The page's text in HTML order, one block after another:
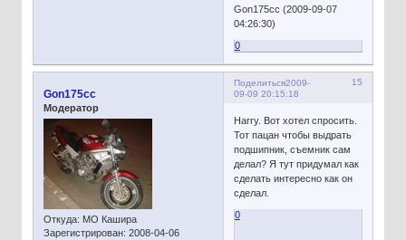
Gon175cc (2009-09-07
04:26:30)
0
Поделиться 15
2009-
09-09 20:15:18
Gon175cc
Модератор
Откуда: МО Кашира
Зарегистрирован: 2008-04-06
Наrrу. Вот хотел спросить.
Тот пацан чтобы выдрать
подшипник, съемник сам
делал? Я тут придумал как
сделать интересно как он
сделал.
0